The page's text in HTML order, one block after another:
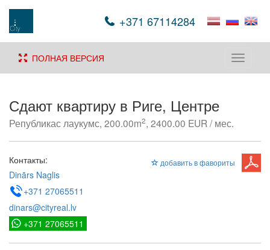
+371 67114284
Toggle
ПОЛНАЯ ВЕРСИЯ
Сдают квартиру в Риге, Центре
Републикас лаукумс, 200.00m2, 2400.00 EUR / мес.
добавить в фавориты
Контакты:
Dinārs Naglis
+371 27065511
dinars@cityreal.lv
+371 27065511